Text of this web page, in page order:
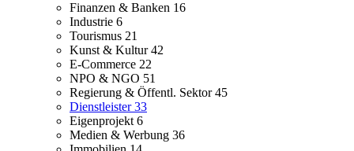
Finanzen & Banken 16
Industrie 6
Tourismus 21
Kunst & Kultur42
E-Commerce 22
NPO & NGO 51
Regierung & Öffentl. Sektor45
Dienstleister33
Eigenprojekt 6
Medien & Werbung 36